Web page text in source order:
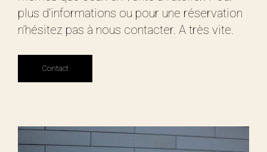
plus d’informations ou pour une réservation
n’hésitez pas à nous contacter. A très vite.
Contact
Contact